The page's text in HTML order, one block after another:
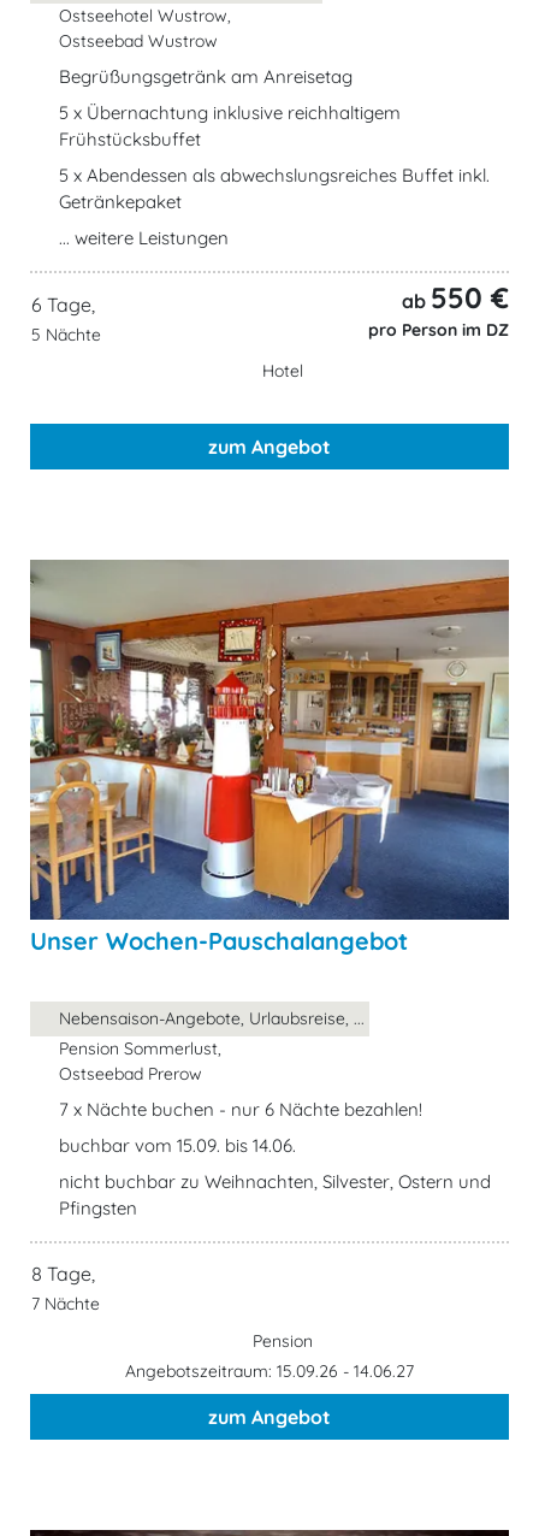
Ostseehotel Wustrow,
Ostseebad Wustrow
Begrüßungsgetränk am Anreisetag
5 x Übernachtung inklusive reichhaltigem
Frühstücksbuffet
5 x Abendessen als abwechslungsreiches Buffet inkl.
Getränkepaket
... weitere Leistungen
6 Tage,
5 Nächte
ab 550 €
pro Person im DZ
Hotel
zum Angebot
Unser Wochen-Pauschalangebot
Nebensaison-Angebote, Urlaubsreise, ...
Pension Sommerlust,
Ostseebad Prerow
7 x Nächte buchen - nur 6 Nächte bezahlen!
buchbar vom 15.09. bis 14.06.
nicht buchbar zu Weihnachten, Silvester, Ostern und
Pfingsten
8 Tage,
7 Nächte
Pension
Angebotszeitraum: 15.09.26 - 14.06.27
zum Angebot